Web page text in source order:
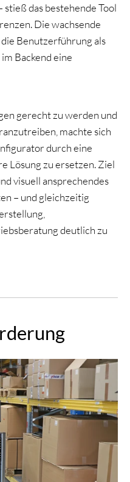
das bestehende Tool
Die wachsende
Benutzerführung als
Backend eine
gerecht zu werden und
machte sich
durch eine
Lösung zu ersetzen. Ziel
visuell ansprechendes
– und gleichzeitig
deutlich zu